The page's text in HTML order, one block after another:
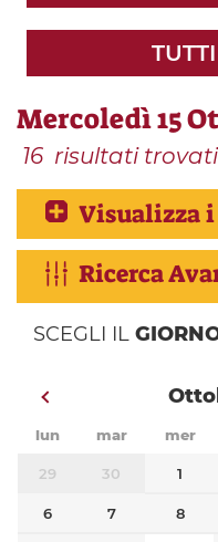
TUTTI
Mercoledì 15
16 risultati trovati
Visualizza
Ricerca
SCEGLI IL
lun mar mer
29 30 1
6 7 8